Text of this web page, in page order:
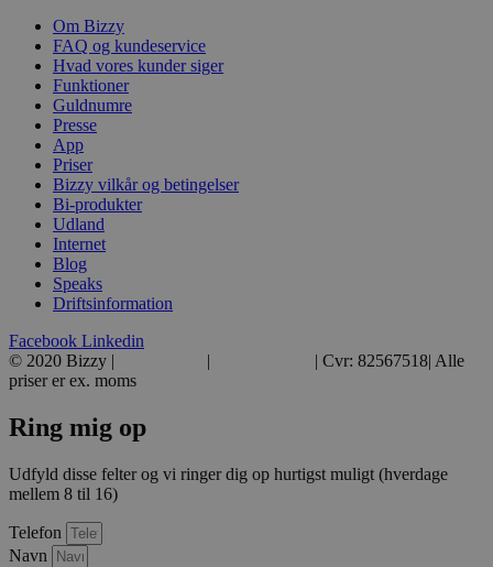
Om Bizzy
FAQ og kundeservice
Hvad vores kunder siger
Funktioner
Guldnumre
Presse
App
Priser
Bizzy vilkår og betingelser
Bi-produkter
Udland
Internet
Blog
Speaks
Driftsinformation
Facebook Linkedin
© 2020 Bizzy |
|
| Cvr: 82567518| Alle
priser er ex. moms
Ring mig op
Udfyld disse felter og vi ringer dig op hurtigst muligt (hverdage
mellem 8 til 16)
Telefon
Navn